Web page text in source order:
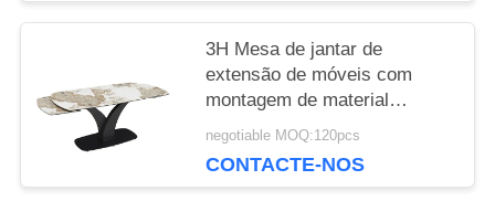
3H Mesa de jantar de
extensão de móveis com
montagem de material
cerâmico
negotiable MOQ:120pcs
CONTACTE-NOS